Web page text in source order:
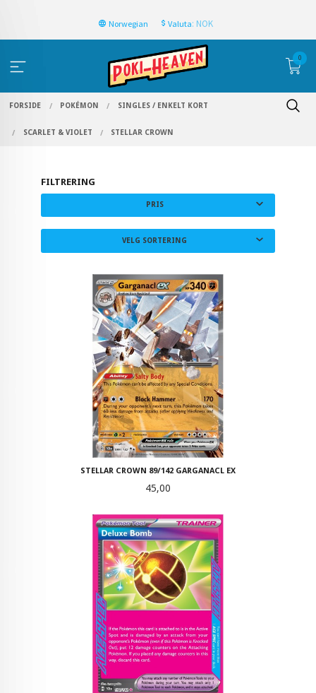
Norwegian Valuta: NOK
0
FORSIDE POKÉMON SINGLES / ENKELT KORT
SCARLET & VIOLET STELLAR CROWN
FILTRERING
PRIS
VELG SORTERING
STELLAR CROWN 89/142 GARGANACL EX
Pris
45,00